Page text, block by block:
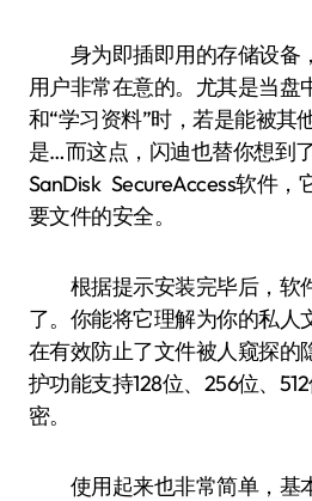
身为即插即用的存储设备
用户非常在意的。尤其是当盘
和“学习资料”时，若是能被其
是…而这点，闪迪也替你想到
SanDisk SecureAccess软件，
要文件的安全。
根据提示安装完毕后，软
了。你能将它理解为你的私人
在有效防止了文件被人窥探的
护功能支持128位、256位、
密。
使用起来也非常简单，基